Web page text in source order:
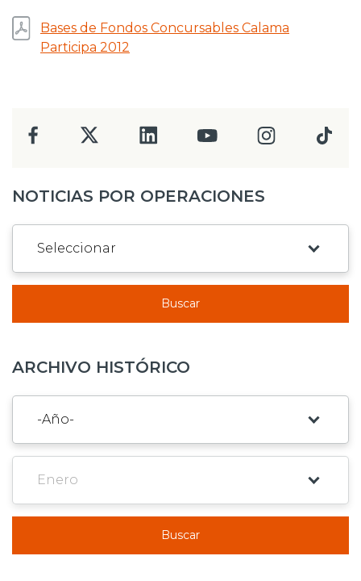
Bases de Fondos Concursables Calama
Participa 2012
NOTICIAS POR OPERACIONES
Buscar
ARCHIVO HISTÓRICO
Buscar